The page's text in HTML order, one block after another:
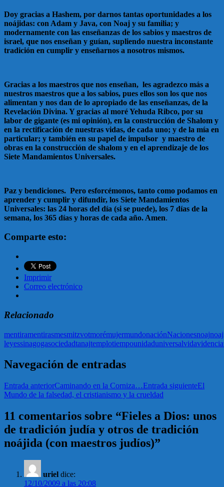
Doy gracias a Hashem, por darnos tantas oportunidades a los
noájidas: con Adam y Java, con Noaj y su familia; y
modernamente con las enseñanzas de los sabios y maestros de
israel, que nos enseñan y guían, supliendo nuestra inconstante
tradición en cumplir y enseñarnos a nosotros mismos.
Gracias a los maestros que nos enseñan, les agradezco más a
nuestros maestros que a los sabios, pues ellos son los que nos
alimentan y nos dan de lo apropiado de las enseñanzas, de la
Revelación Divina. Y gracias al moré Yehuda Ribco, por su
labor de gigante (es mi opinión), en la construcción de Shalom y
en la rectificación de nuestras vidas, de cada uno; y de la mía en
particular; y también en su papel de impulsor y maestro de
obras en la construcción de shalom y en el aprendizaje de los
Siete Mandamientos Universales.
Paz y bendiciones. Pero esforcémonos, tanto como podamos en
aprender y cumplir y difundir, los Siete Mandamientos
Universales: las 24 horas del día (si se puede), los 7 días de la
semana, los 365 días y horas de cada año. Amen.
Comparte esto:
Imprimir
Correo electrónico
Relacionado
mentiramentirasmesmitzvotmorémujermundonaciónNacionesnoaj
leyessinagogasociedadtanajtemplotiempounidaduniversalvidavidencia
Navegación de entradas
Entrada anteriorCaminando en la Corniza…Entrada siguienteEl
Mundo de la falsedad, el cristianismo y la crueldad
11 comentarios sobre “Fieles a Dios: unos
de tradición judía y otros de tradición
noájida (con maestros judíos)”
uriel dice:
12/10/2009 a las 20:08